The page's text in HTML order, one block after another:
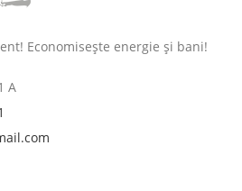
Economisește energie și bani!
A